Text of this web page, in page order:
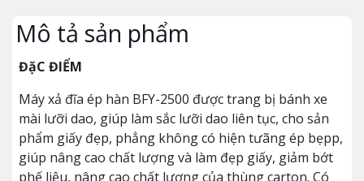
Mô tả sản phẩm
ĐặC ĐIỂM
Máy xả đĩa ép hàn BFY-2500 được trang bị bánh xe
mài lưỡi dao, giúp làm sắc lưỡi dao liên tục, cho sản
phẩm giấy đẹp, phẳng không có hiện tưãng ép bẹpp,
giúp nâng cao chất lượng và làm đẹp giấy, giảm bớt
phế liệu, nâng cao chất lượng của thùng carton. Có